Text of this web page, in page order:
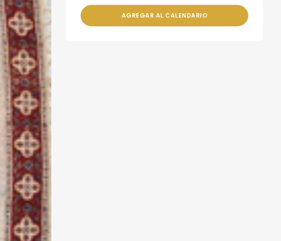
AGREGAR AL CALENDARIO